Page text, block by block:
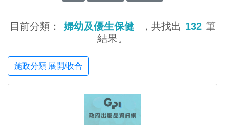
目前分類： 婦幼及優生保健 ，共找出 132 筆
結果。
施政分類 展開/收合